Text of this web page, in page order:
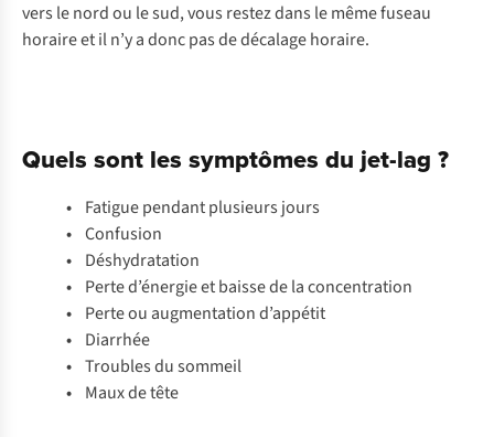
vers le nord ou le sud, vous restez dans le même fuseau
horaire et il n’y a donc pas de décalage horaire.
Quels sont les symptômes du jet-lag ?
• Fatigue pendant plusieurs jours
• Confusion
• Déshydratation
• Perte d’énergie et baisse de la concentration
• Perte ou augmentation d’appétit
• Diarrhée
• Troubles du sommeil
• Maux de tête